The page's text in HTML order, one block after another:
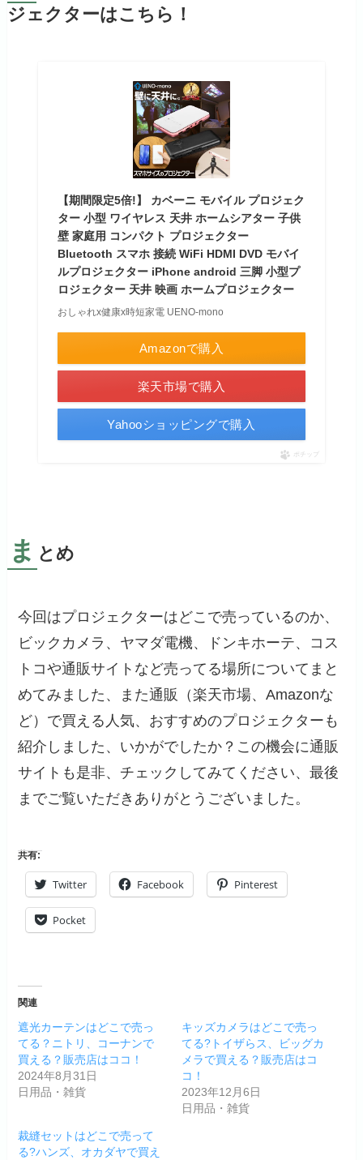
ジェクターはこちら！
【期間限定5倍!】 カベーニ モバイル プロジェク
ター 小型 ワイヤレス 天井 ホームシアター 子供
壁 家庭用 コンパクト プロジェクター
Bluetooth スマホ 接続 WiFi HDMI DVD モバイ
ルプロジェクター iPhone android 三脚 小型プ
ロジェクター 天井 映画 ホームプロジェクター
おしゃれx健康x時短家電 UENO-mono
Amazonで購入
楽天市場で購入
Yahooショッピングで購入
ポチップ
ま とめ
今回はプロジェクターはどこで売っているのか、
ビックカメラ、ヤマダ電機、ドンキホーテ、コス
トコや通販サイトなど売ってる場所についてまと
めてみました、また通販（楽天市場、Amazonな
ど）で買える人気、おすすめのプロジェクターも
紹介しました、いかがでしたか？この機会に通販
サイトも是非、チェックしてみてください、最後
までご覧いただきありがとうございました。
共有:
Twitter Facebook Pinterest
Pocket
関連
遮光カーテンはどこで売っ
てる？ニトリ、コーナンで
買える？販売店はココ！
2024年8月31日
日用品・雑貨
キッズカメラはどこで売っ
てる?トイザらス、ビッグカ
メラで買える？販売店はコ
コ！
2023年12月6日
日用品・雑貨
裁縫セットはどこで売って
る?ハンズ、オカダヤで買え